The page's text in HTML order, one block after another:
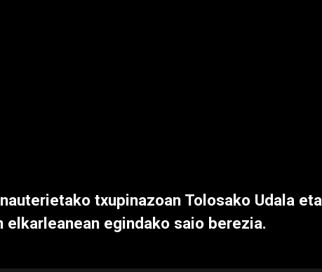
txupinazoan Tolosako Udala eta
elkarleanean egindako saio berezia.